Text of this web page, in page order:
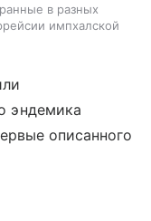
в разных
импхалской
эндемика
описанного